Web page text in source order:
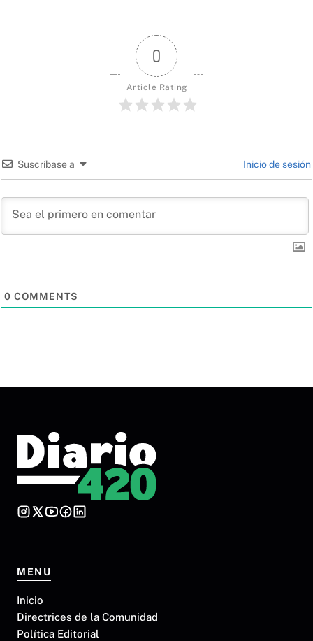
0
Article Rating
Suscríbase a Inicio de sesión
0 COMMENTS
MENU
Inicio
Directrices de la Comunidad
Política Editorial